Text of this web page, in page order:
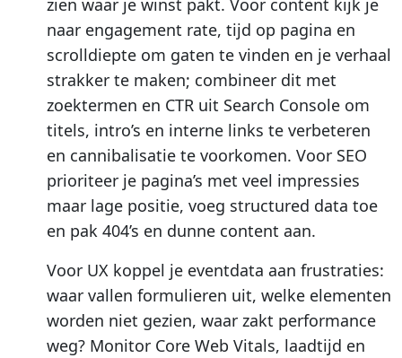
naar engagement rate, tijd op pagina en
scrolldiepte om gaten te vinden en je verhaal
strakker te maken; combineer dit met
zoektermen en CTR uit Search Console om
titels, intro’s en interne links te verbeteren
en cannibalisatie te voorkomen. Voor SEO
prioriteer je pagina’s met veel impressies
maar lage positie, voeg structured data toe
en pak 404’s en dunne content aan.
Voor UX koppel je eventdata aan frustraties:
waar vallen formulieren uit, welke elementen
worden niet gezien, waar zakt performance
weg? Monitor Core Web Vitals, laadtijd en